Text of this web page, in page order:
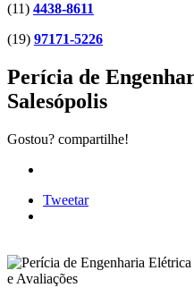
(11) 4438-8611
(19) 97171-5226
Perícia de
Salesópolis
Gostou? compartilhe!
Tweetar